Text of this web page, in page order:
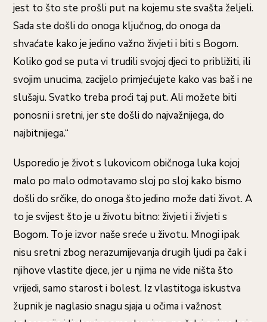
jest to što ste prošli put na kojemu ste svašta željeli.
Sada ste došli do onoga ključnog, do onoga da
shvaćate kako je jedino važno živjeti i biti s Bogom.
Koliko god se puta vi trudili svojoj djeci to približiti, ili
svojim unucima, zacijelo primjećujete kako vas baš i ne
slušaju. Svatko treba proći taj put. Ali možete biti
ponosni i sretni, jer ste došli do najvažnijega, do
najbitnijega.“
Usporedio je život s lukovicom običnoga luka kojoj
malo po malo odmotavamo sloj po sloj kako bismo
došli do srčike, do onoga što jedino može dati život. A
to je svijest što je u životu bitno: živjeti i živjeti s
Bogom. To je izvor naše sreće u životu. Mnogi ipak
nisu sretni zbog nerazumijevanja drugih ljudi pa čak i
njihove vlastite djece, jer u njima ne vide ništa što
vrijedi, samo starost i bolest. Iz vlastitoga iskustva
župnik je naglasio snagu sjaja u očima i važnost